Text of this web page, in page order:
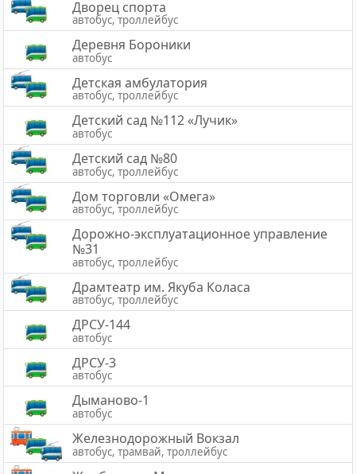
Дворец спорта
автобус, троллейбус
Деревня Бороники
автобус
Детская амбулатория
автобус, троллейбус
Детский сад №112 «Лучик»
автобус
Детский сад №80
автобус, троллейбус
Дом торговли «Омега»
автобус, троллейбус
Дорожно-эксплуатационное управление
№31
автобус, троллейбус
Драмтеатр им. Якуба Коласа
автобус, троллейбус
ДРСУ-144
автобус
ДРСУ-3
автобус
Дыманово-1
автобус
Железнодорожный Вокзал
автобус, трамвай, троллейбус